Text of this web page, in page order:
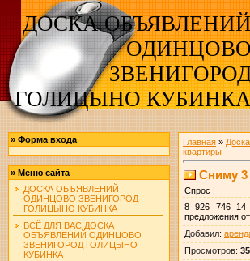
ДОСКА
ГОЛИЦЫНО
» Форма входа
» Меню сайта
ДОСКА ОБЪЯВЛЕНИЙ
ОДИНЦОВО ЗВЕНИГОРОД
ГОЛИЦЫНО КУБИНКА
ВСЁ ДЛЯ ВАС ДОСКА
ОБЪЯВЛЕНИЙ ОДИНЦОВО
ЗВЕНИГОРОД ГОЛИЦЫНО
КУБИНКА
Главная»
квартиры
Сниму
Спрос |
8 926 746 14
предложения
Добавил:
Просмотров: